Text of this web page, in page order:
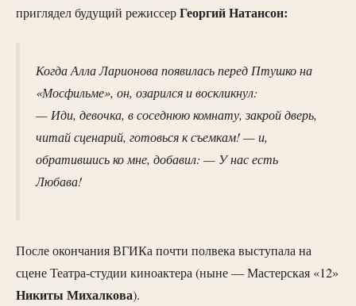
приглядел будущий режиссерГеоргий Натансон:
Когда Алла Ларионова появилась перед Птушко на
«Мосфильме», он, озарился и воскликнул:
— Иди, девочка, в соседнюю комнату, закрой дверь,
читай сценарий, готовься к съемкам! — и,
обратившись ко мне, добавил: — У нас есть
Любава!
После окончания ВГИКа почти полвека выступала на
сцене Театра-студии киноактера (ныне — Мастерская «12»
Никиты Михалкова).